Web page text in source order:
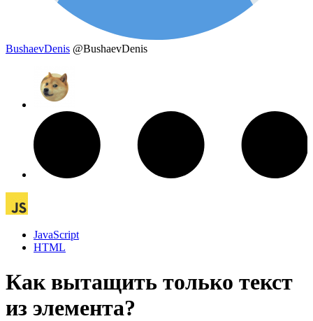
BushaevDenis @BushaevDenis
JavaScript
HTML
Как вытащить только текст
из элемента?